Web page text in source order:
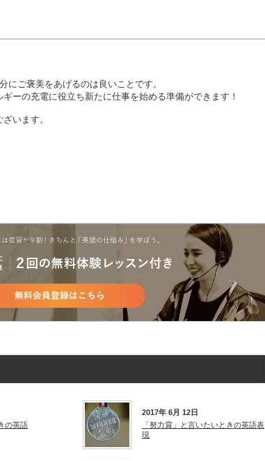
にご褒美をあげるのは良いことです。
ーの充電に役立ち新たに仕事を始める準備ができます！
います。
の英語
2017年 6月 12日
「努力賞」と言いたいときの英語表
現